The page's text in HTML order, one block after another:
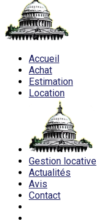
Accueil
Achat
Estimation
Location
Gestion locative
Actualités
Avis
Contact